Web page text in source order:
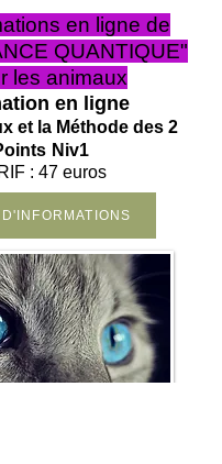
en ligne de
QUANTIQUE"
les animaux
en ligne
et la Méthode des 2
Niv1
: 47 euros